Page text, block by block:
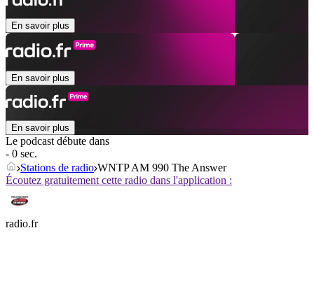
En savoir plus
En savoir plus
En savoir plus
Le podcast débute dans
- 0 sec.
Stations de radio WNTP AM 990 The Answer
Écoutez gratuitement cette radio dans l'application :
radio.fr